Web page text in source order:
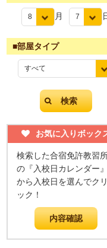
月
■部屋タイプ
お気に入りボック
検索した合宿免許教習
の『入校日カレンダー』
から入校日を選んでクリ
ック！